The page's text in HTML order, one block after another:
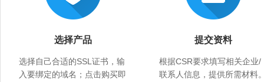
选择产品
选择自己合适的SSL证书，输
入要绑定的域名；点击购买即
提交资料
根据CSR要求填写相关企业/
联系人信息，提供所需材料